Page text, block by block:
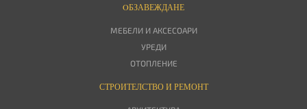
OБЗАВЕЖДАНЕ
МЕБЕЛИ И АКСЕСОАРИ
УРЕДИ
ОТОПЛЕНИЕ
СТРОИТЕЛСТВО И РЕМОНТ